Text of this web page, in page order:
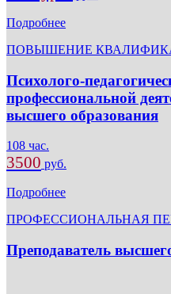
Подробнее
ПОВЫШЕНИЕ
Психолого-
профессиональной
высшего образования
108 час.
3500 руб.
Подробнее
ПРОФЕССИОНАЛЬНАЯ
Преподаватель